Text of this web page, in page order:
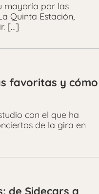
mayoría por las
Quinta Estación,
[…]
favoritas y cómo
con el que ha
de la gira en
de Sidecars a